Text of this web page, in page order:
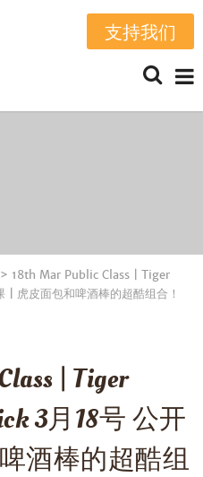
支持我们
> 18th Mar Public Class | Tiger
虎皮面包和啤酒棒的超酷组合！
| Tiger
3月18号 公开
酒棒的超酷组